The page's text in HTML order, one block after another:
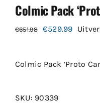
Colmic Pack
€651.98
€651.98.
€529.99
Colmic Pack ‘Proto
SKU: 90339